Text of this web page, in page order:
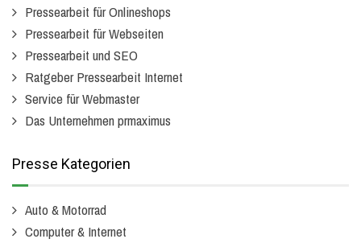
Pressearbeit für Onlineshops
Pressearbeit für Webseiten
Pressearbeit und SEO
Ratgeber Pressearbeit Internet
Service für Webmaster
Das Unternehmen prmaximus
Presse Kategorien
Auto & Motorrad
Computer & Internet